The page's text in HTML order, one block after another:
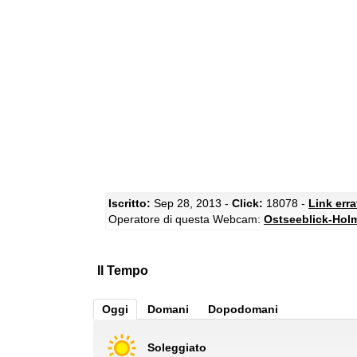
Iscritto: Sep 28, 2013 - Click: 18078 - Link
Operatore di questa Webcam: Ostseeblick-
Il Tempo
Oggi Domani Dopodomani
Soleggiato